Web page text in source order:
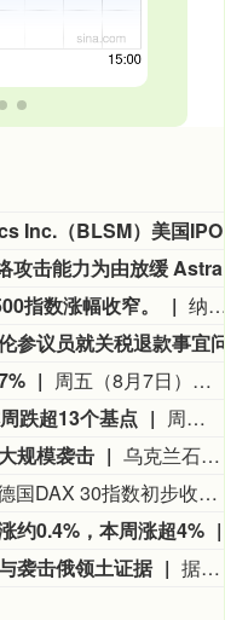
指数涨幅收窄。
纳斯达克100指数和标普
周五（8月7日）欧市尾盘，ICE英国天然气期货跌0.9%，报135.680便士/千卡，本周累计下跌5.96%。TTF基准荷兰天然气期货跌5.03%，报55.380欧元/兆瓦时，本周累跌6.88%，整体呈现出M形走势、绝大部分时间处于下跌状态。ICE欧盟碳排放交易许可（期货价格）涨1.82%，报82.85欧元/吨，本周累涨2.60%。
跌超13个基点
周五（8月7日）欧市尾盘，英国10年期国债收益率跌2.3个基点，报4.915%，北京时间20:30发布美国非农就业报告时从4.94%附近跳水至接近4.9%的水平，本周累计下跌13.3个基点。两年期英债收益率跌2.2个基点，报4.276%，非农就业报告出炉时从4.3%附近跳水至4.25%附近，本周累跌12.5个基点。本周，30年期英债收益率累跌11.6个基点，50年期英债收益率累跌9.4个基点。2/10年期英债收益率利差累跌0.922个基点，报+63.880个基点。
规模袭击
乌克兰石油天然气公司7日说，该公司旗下乌克兰石油公司遭遇了近几个月来最大规模的袭击。乌克兰石油天然气公司在官网发布消息说，俄方过去一晚袭击了乌克兰石油公司7处石油和天然气生产设施，导致公司关键生产设备受损、油气产量大幅下降。袭击未造成人员伤亡。（新华社）
德国DAX 30指数初步收涨0.87%，报26368.48点，本周累计上涨大约2.8%。法国股指初步收涨0.38%，意大利股指初步收涨0.11%、银行指数跌0.17%，英国股指初步收涨0.44%。
约0.4%，本周涨超4%
袭击俄领土证据 据俄罗斯方面7日消息，有匿名俄罗斯黑客称，已获取北约直接参与袭击俄领土的书面证据。相关内容涉及乌克兰武装部队2026年7月袭击俄列宁格勒州和加里宁格勒州石油码头的事件。该匿名黑客透露，其获取的书面证据显示，受雇于北约情报部门的专家巴特·德瓦赫特向乌克兰国家安全局提供了列宁格勒州和加里宁格勒州石油码头以及俄罗斯天然气工业股份公司一艘液化天然气运输船的坐标情报。（央视新闻）